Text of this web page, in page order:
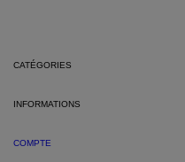
CATÉGORIES
INFORMATIONS
COMPTE